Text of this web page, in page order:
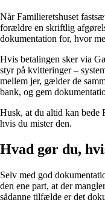
Når Familieretshuset
forældre en skriftlig
dokumentation for, hvor
Hvis betalingen sker via
styr på kvitteringer –
mellem jer, gælder de
bank, og gem
Husk, at du altid kan bede
hvis du mister den.
Hvad gør du,
Selv med god
den ene part, at der
sådanne tilfælde er det